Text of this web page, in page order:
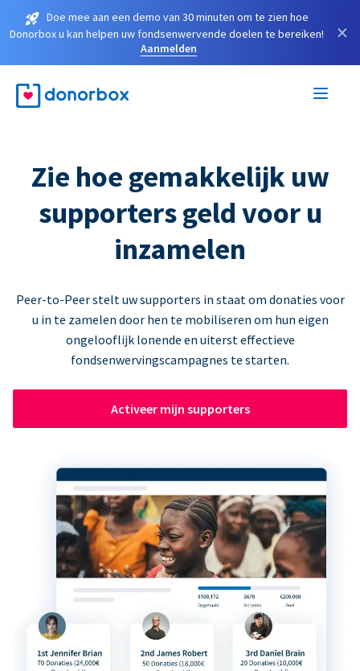
Doe mee aan een demo van 30 minuten om te zien hoe
Donorbox u kan helpen uw fondsenwervende doelen te bereiken!
Aanmelden
×
Zie hoe gemakkelijk uw
supporters geld voor u
inzamelen
Peer-to-Peer stelt uw supporters in staat om donaties voor
u in te zamelen door hen te mobiliseren om hun eigen
ongelooflijk lonende en uiterst effectieve
fondsenwervingscampagnes te starten.
Activeer mijn supporters